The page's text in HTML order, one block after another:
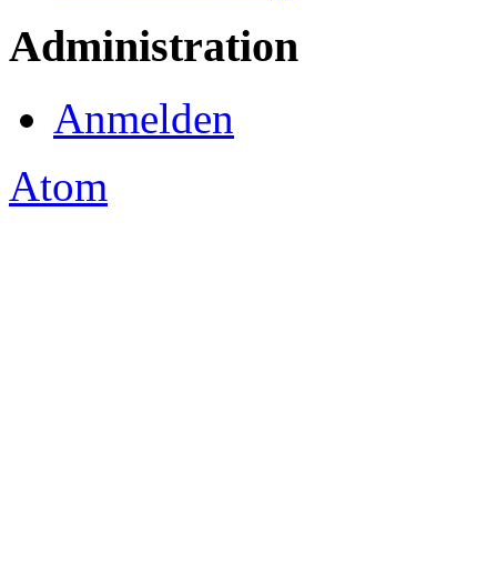
Administration
Anmelden
Atom